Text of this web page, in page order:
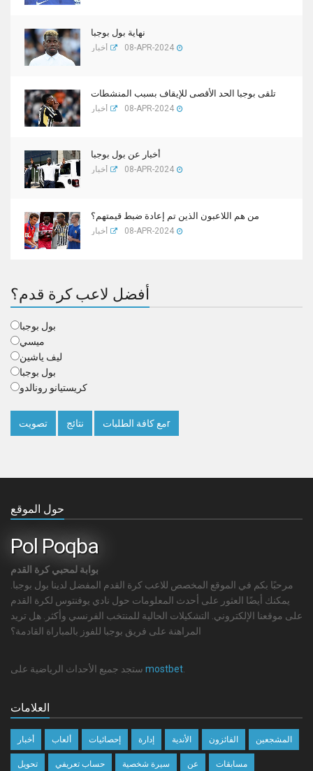
نهاية بول بوجبا
أخبار 08-APR-2024
تلقى بوجبا الحد الأقصى للإيقاف بسبب المنشطات
أخبار 08-APR-2024
أخبار عن بول بوجبا
أخبار 08-APR-2024
من هم اللاعبون الذين تم إعادة ضبط قيمتهم؟
أخبار 08-APR-2024
أفضل لاعب كرة قدم؟
بول بوجبا
ميسي
ليف ياشين
بول بوجبا
كريستيانو رونالدو
تصويت نتائج مع كافة الطلباتr
حول الموقع
Pol Poqba
بوابة لمحبي كرة القدم
مرحبًا بكم في الموقع المخصص للاعب كرة القدم المفضل لدينا بول بوجبا.
يمكنك أيضًا العثور على أحدث المعلومات حول نادي يوفنتوس لكرة القدم
على موقعنا الإلكتروني. التشكيلات الحالية للمنتخب الفرنسي وأكثر. هل تريد
المراهنة على فريق بوجبا للفوز بالمباراة القادمة؟
mostbet
العلامات
أخبار ألعاب إحصائيات إدارة الأندية الفائزون المشجعين
تحويل حساب تعريفي سيرة شخصية عن مسابقات